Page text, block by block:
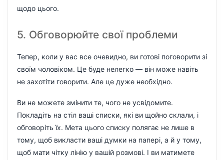
щодо цього.
5. Обговорюйте свої проблеми
Тепер, коли у вас все очевидно, ви готові поговорити зі
своїм чоловіком. Це буде нелегко — він може навіть
не захотіти говорити. Але це дуже необхідно.
Ви не можете змінити те, чого не усвідомите.
Покладіть на стіл ваші списки, які ви щойно склали, і
обговоріть їх. Мета цього списку полягає не лише в
тому, щоб викласти ваші думки на папері, а й у тому,
щоб мати чітку лінію у вашій розмові. І ви матимете